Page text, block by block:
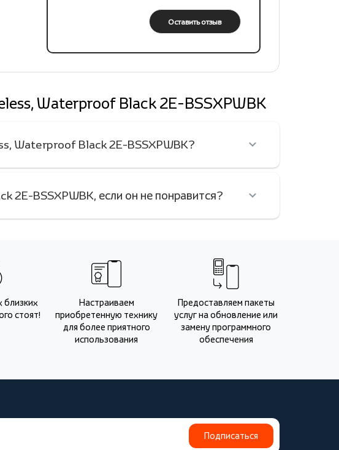
Оставить отзыв
Waterproof Black 2E-BSSXPWBK
Waterproof Black 2E-BSSXPWBK?
2E-BSSXPWBK, если он не понравится?
близких
стоят!
Настраиваем
приобретенную технику
для более приятного
использования
Предоставляем пакеты
услуг на обновление или
замену программного
обеспечения
Подписаться